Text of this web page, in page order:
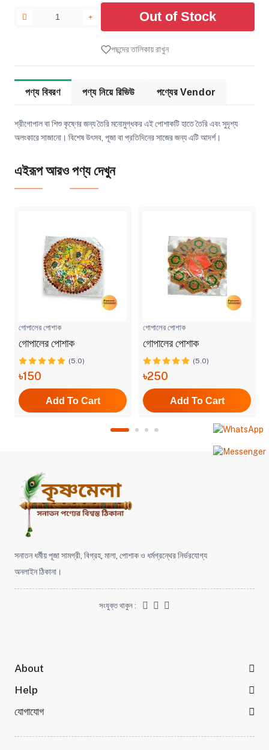
Out of Stock
পছন্দের তালিকায় রাখুন
পণ্য বিবরণ পণ্য নিয়ে রিভিউ পণ্যের Vendor
শ্রীগোপাল বা শিশু কৃষ্ণের জন্য তৈরি মনোমুগ্ধকর এই পোশাকটি হাতে তৈরি এবং সুদৃশ্য
অলংকারে সাজানো। বিশেষ উৎসব, পূজা বা প্রতিদিনের সাজের জন্য এটি আদর্শ।
এইরূপ আরও পণ্য দেখুন
গোপালের পোশাক
গোপালের পোশাক
(5.0)
৳150
Add To Cart
গোপালের পোশাক
গোপালের পোশাক
(5.0)
৳250
Add To Cart
সনাতন ধর্মীয় পূজা সামগ্রী, বিগ্রহ, মালা, পোশাক ও ধর্মগ্রন্থের নির্ভরযোগ্য
অনলাইন ঠিকানা।
সংযুক্ত থাকুন :
About
Help
যোগাযোগ